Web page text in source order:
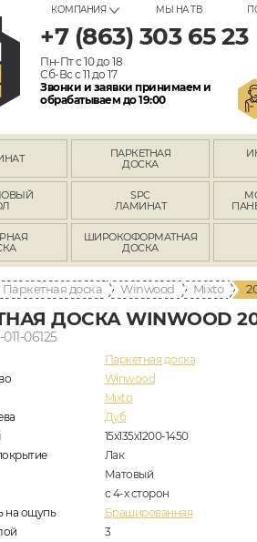
КОМПАНИЯ МЫ НА ТВ
+7 (863) 303 65 23
Пн-Пт с 10 до 18
Сб-Вс с 11 до 17
Звонки и заявки принимаем и
обрабатываем до 19:00
ПАРКЕТНАЯ
ДОСКА
SPC
ЛАМИНАТ
ШИРОКОФОРМАТНАЯ
ДОСКА
Паркетная доска Winwood Mixto
ДОСКА WINWOOD
06125
Паркетная доска
Winwood
Mixto
Дуб
15х135х1200-1450
Лак
Матовый
с 4-х сторон
на ощупь
Брашированная
3